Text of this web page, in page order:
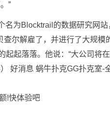
”
名为Blocktrail的数据研究网
尔解雇了，并进行了大规模
起落落。他说：“大公司将
好消息 蜗牛扑克GG扑克室-
!快体验吧